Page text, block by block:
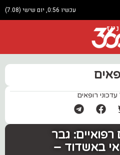
עכשיו 0:56, יום שישי (7.08)
ניוז
רופאים
רפואיים: גבר
באשדוד –